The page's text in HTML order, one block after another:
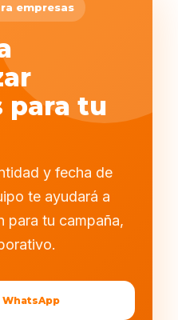
empresas
para tu
y fecha de
te ayudará a
para tu campaña,